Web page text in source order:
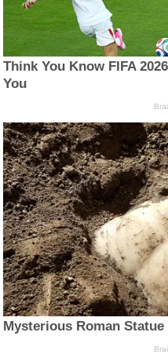
Think You Know FIFA
You
Mysterious Roman